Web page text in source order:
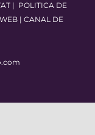
| POLITICA DE
| CANAL DE